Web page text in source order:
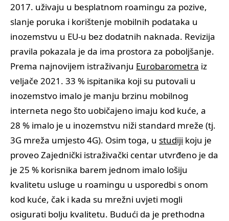
2017. uživaju u besplatnom roamingu za pozive,
slanje poruka i korištenje mobilnih podataka u
inozemstvu u EU-u bez dodatnih naknada. Revizija
pravila pokazala je da ima prostora za poboljšanje.
Prema najnovijem istraživanju Eurobarometra iz
veljače 2021. 33 % ispitanika koji su putovali u
inozemstvo imalo je manju brzinu mobilnog
interneta nego što uobičajeno imaju kod kuće, a
28 % imalo je u inozemstvu niži standard mreže (tj.
3G mreža umjesto 4G). Osim toga, u studiji koju je
proveo Zajednički istraživački centar utvrđeno je da
je 25 % korisnika barem jednom imalo lošiju
kvalitetu usluge u roamingu u usporedbi s onom
kod kuće, čak i kada su mrežni uvjeti mogli
osigurati bolju kvalitetu. Budući da je prethodna